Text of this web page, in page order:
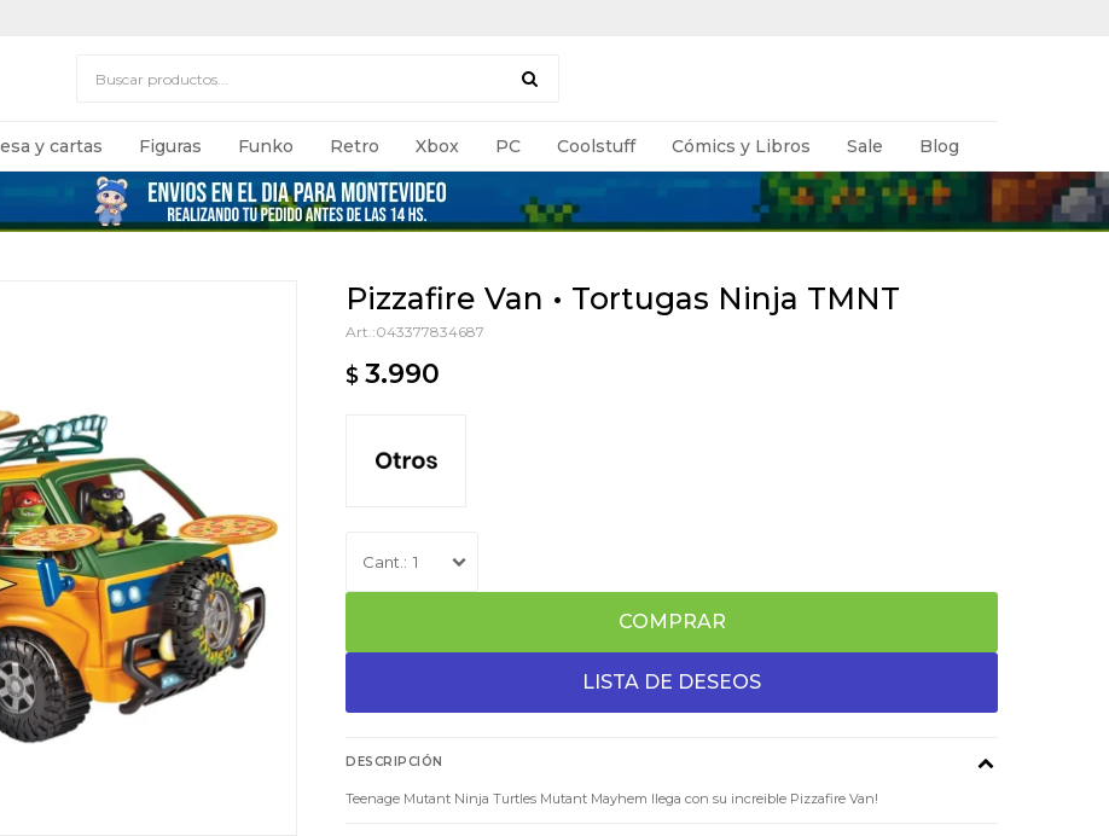
y cartas Figuras Funko Retro Xbox PC Coolstuff Cómics y Libros Sale Blog
Pizzafire Van • Tortugas Ninja TMNT
043377834687
$ 3.990
1
COMPRAR
DESCRIPCIÓN
Teenage Mutant Ninja Turtles Mutant Mayhem llega con su increible Pizzafire Van!